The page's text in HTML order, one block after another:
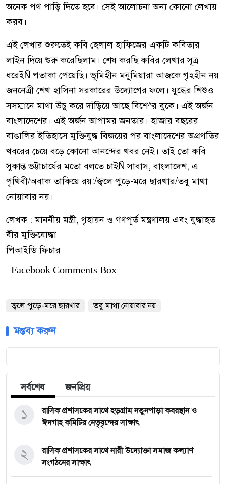
অনেক পথ পাড়ি দিতে হবে। সেই আলোচনা অন্য কোনো লেখায়
করব।
এই লেখার শুরুতেই কবি হেলাল হাফিজের একটি কবিতার
লাইন দিয়ে শুরু করেছিলাম। শেষ করছি কবির লেখার সূত্র
ধরেইÑ পতাকা পেয়েছি। ভূমিহীন মনুমিয়ারা আজকে গৃহহীন নয়
জননেত্রী শেখ হাসিনা সরকারের উদ্যোগের ফলে। যুদ্ধের শিশুও
সসম্মানে মাথা উঁচু করে দাঁড়িয়ে আছে বিশে^র বুকে। এই অর্জন
বাংলাদেশের। এই অর্জন আপামর জনতার। হাজার বছরের
বাঙালির ইতিহাসে মুক্তিযুদ্ধ বিজয়ের পর বাংলাদেশের অগ্রগতির
খবরের চেয়ে বড়ে কোনো আনন্দের খবর নেই। তাই তো কবি
সুকান্ত ভট্টাচার্যের মতো বলতে চাইÑ সাবাস, বাংলাদেশ, এ
পৃথিবী/অবাক তাকিয়ে রয়:/জ্বলে পুড়ে-মরে ছারখার/তবু মাথা
নোয়াবার নয়।
লেখক : মাননীয় মন্ত্রী, গৃহায়ন ও গণপূর্ত মন্ত্রণালয় এবং যুদ্ধাহত
বীর মুক্তিযোদ্ধা
পিআইডি ফিচার
Facebook Comments Box
জ্বলে পুড়ে-মরে ছারখার তবু মাথা নোয়াবার নয়
মন্তব্য করুন
সর্বশেষ জনপ্রিয়
রাসিক প্রশাসকের সাথে হড়গ্রাম নতুনপাড়া কবরস্থান ও
ঈদগাহ কমিটির নেতৃবৃন্দের সাক্ষাৎ
১
রাসিক প্রশাসকের সাথে নারী উদ্যোক্তা সমাজ কল্যাণ
সংগঠনের সাক্ষাৎ
২